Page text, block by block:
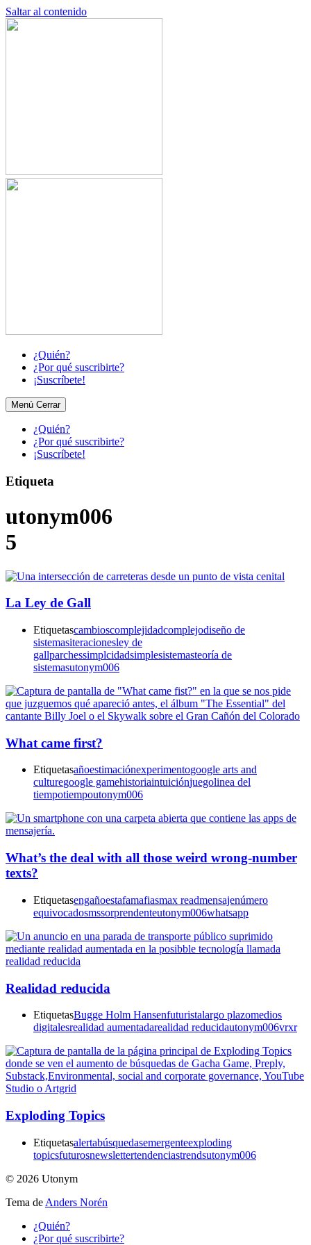
Saltar al contenido
¿Quién?
¿Por qué suscribirte?
¡Suscríbete!
Menú Cerrar
¿Quién?
¿Por qué suscribirte?
¡Suscríbete!
Etiqueta
utonym006
5
La Ley de Gall
Etiquetascambioscomplejidadcomplejodiseño de
sistemasiteracionesley de
gallparchessimplcidadsimplesistemasteoría de
sistemasutonym006
What came first?
Etiquetasañoestimaciónexperimentogoogle arts and
culturegoogle gamehistoriaintuiciónjuegolinea del
tiempotiempoutonym006
What’s the deal with all those weird wrong-number
texts?
Etiquetasengañoestafamafiasmax readmensajenúmero
equivocadosmssorprendenteutonym006whatsapp
Realidad reducida
EtiquetasBugge Holm Hansenfuturistalargo plazomedios
digitalesrealidad aumentadarealidad reducidautonym006vrxr
Exploding Topics
Etiquetasalertabúsquedasemergenteexploding
topicsfuturosnewslettertendenciastrendsutonym006
© 2026 Utonym
Tema de Anders Norén
¿Quién?
¿Por qué suscribirte?